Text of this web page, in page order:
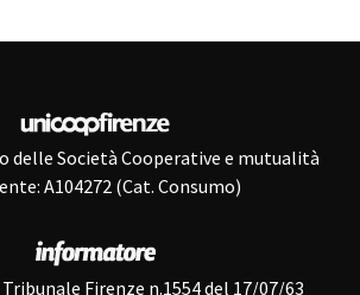
delle Società Cooperative e mutualità
A104272 (Cat. Consumo)
Firenze n.1554 del 17/07/63